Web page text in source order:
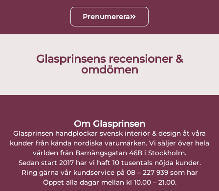
Prenumerera
Glasprinsens recensioner &
omdömen
Om Glasprinsen
Glasprinsen handplockar svensk interiör & design åt våra
kunder från kända nordiska varumärken. Vi säljer över hela
världen från Barnängsgatan 46B i Stockholm.
Sedan start 2017 har vi haft 10 tusentals nöjda kunder.
Ring gärna vår kundservice på 08 – 227 939 som har
Öppet alla dagar mellan kl 10.00 – 21.00.